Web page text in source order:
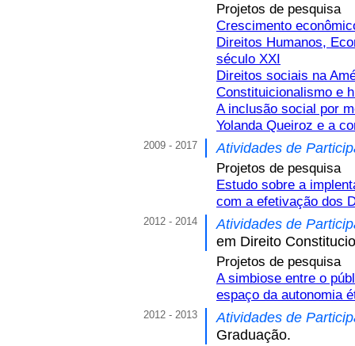
Projetos de pesquisa
Crescimento
Direitos Humanos,
século XXI
Direitos sociais na
Constituicionalismo e
A inclusão social por
Yolanda Queiroz e a
2009 - 2017 Atividades de
Projetos de pesquisa
Estudo sobre a
com a efetivação dos
2012 - 2014
Atividades de
em Direito
Projetos de pesquisa
A simbiose entre o
espaço da autonomia
2012 - 2013
Atividades de
Graduação.